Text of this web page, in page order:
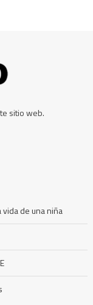
sitio web.
vida de una niña